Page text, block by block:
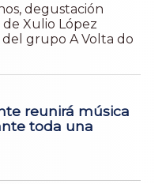
degustación
Xulio López
grupo A Volta do
reunirá música
toda una